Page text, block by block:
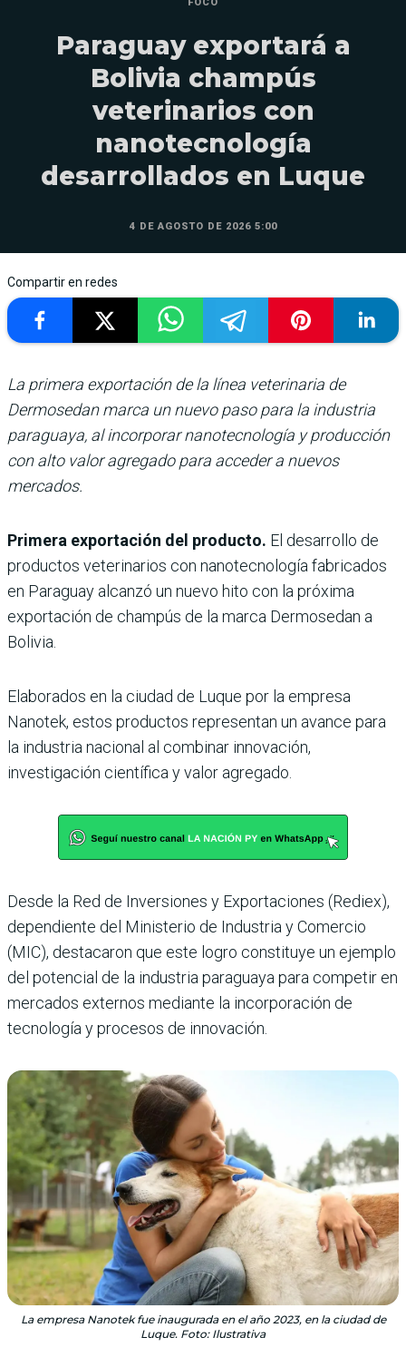
Paraguay exportará a
Bolivia champús
veterinarios con
nanotecnología
desarrollados en Luque
4 DE AGOSTO DE 2026 5:00
Compartir en redes
La primera exportación de la línea veterinaria de
Dermosedan marca un nuevo paso para la industria
paraguaya, al incorporar nanotecnología y producción
con alto valor agregado para acceder a nuevos
mercados.
Primera exportación del producto. El desarrollo de
productos veterinarios con nanotecnología fabricados
en Paraguay alcanzó un nuevo hito con la próxima
exportación de champús de la marca Dermosedan a
Bolivia.
Elaborados en la ciudad de Luque por la empresa
Nanotek, estos productos representan un avance para
la industria nacional al combinar innovación,
investigación científica y valor agregado.
Desde la Red de Inversiones y Exportaciones (Rediex),
dependiente del Ministerio de Industria y Comercio
(MIC), destacaron que este logro constituye un ejemplo
del potencial de la industria paraguaya para competir en
mercados externos mediante la incorporación de
tecnología y procesos de innovación.
La empresa Nanotek fue inaugurada en el año 2023, en la ciudad de
Luque. Foto: Ilustrativa